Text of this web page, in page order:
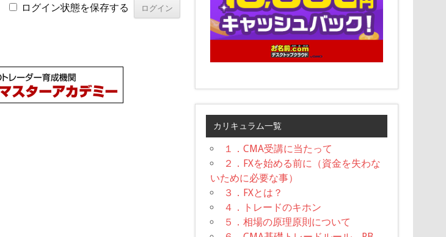
ログイン状態を保存する
カリキュラム一覧
１．CMA受講に当たって
２．FXを始める前に（資金を失わな
いために必要な事）
３．FXとは？
４．トレードのキホン
５．相場の原理原則について